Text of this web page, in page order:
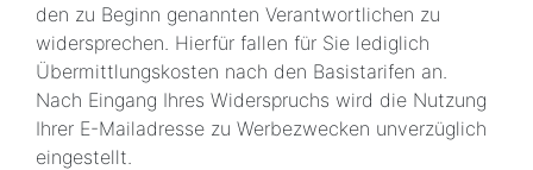
den zu Beginn genannten Verantwortlichen zu
widersprechen. Hierfür fallen für Sie lediglich
Übermittlungskosten nach den Basistarifen an.
Nach Eingang Ihres Widerspruchs wird die Nutzung
Ihrer E-Mailadresse zu Werbezwecken unverzüglich
eingestellt.